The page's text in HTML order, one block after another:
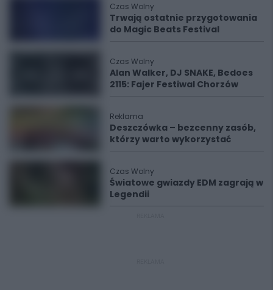
Czas Wolny
Trwają ostatnie przygotowania
do Magic Beats Festival
Czas Wolny
Alan Walker, DJ SNAKE, Bedoes
2115: Fajer Festiwal Chorzów
Reklama
Deszczówka – bezcenny zasób,
którzy warto wykorzystać
Czas Wolny
Światowe gwiazdy EDM zagrają w
Legendii